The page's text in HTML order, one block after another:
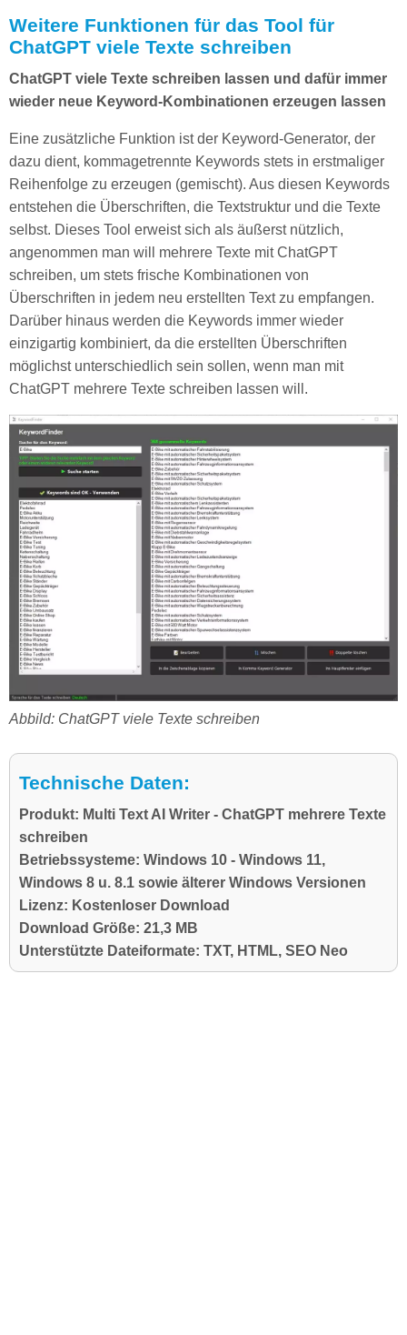
Weitere Funktionen für das Tool für
ChatGPT viele Texte schreiben
ChatGPT viele Texte schreiben lassen und dafür immer
wieder neue Keyword-Kombinationen erzeugen lassen
Eine zusätzliche Funktion ist der Keyword-Generator, der
dazu dient, kommagetrennte Keywords stets in erstmaliger
Reihenfolge zu erzeugen (gemischt). Aus diesen Keywords
entstehen die Überschriften, die Textstruktur und die Texte
selbst. Dieses Tool erweist sich als äußerst nützlich,
angenommen man will mehrere Texte mit ChatGPT
schreiben, um stets frische Kombinationen von
Überschriften in jedem neu erstellten Text zu empfangen.
Darüber hinaus werden die Keywords immer wieder
einzigartig kombiniert, da die erstellten Überschriften
möglichst unterschiedlich sein sollen, wenn man mit
ChatGPT mehrere Texte schreiben lassen will.
Abbild: ChatGPT viele Texte schreiben
Technische Daten:
Produkt: Multi Text AI Writer - ChatGPT mehrere Texte
schreiben
Betriebssysteme: Windows 10 - Windows 11,
Windows 8 u. 8.1 sowie älterer Windows Versionen
Lizenz: Kostenloser Download
Download Größe: 21,3 MB
Unterstützte Dateiformate: TXT, HTML, SEO Neo